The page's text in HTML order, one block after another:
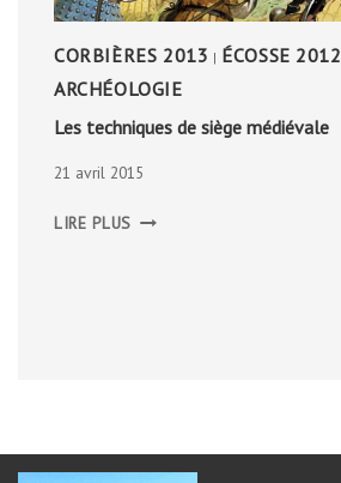
CORBIÈRES 2013 | ÉCOSSE 2012
ARCHÉOLOGIE
Les techniques de siège médiévale
21 avril 2015
LIRE PLUS TECHNIQUES